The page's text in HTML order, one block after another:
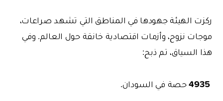
ركزت الهيئة جهودها في المناطق التي تشهد صراعات،
موجات نزوح، وأزمات اقتصادية خانقة حول العالم. وفي
هذا السياق، تم ذبح:
4935حصة في السودان.